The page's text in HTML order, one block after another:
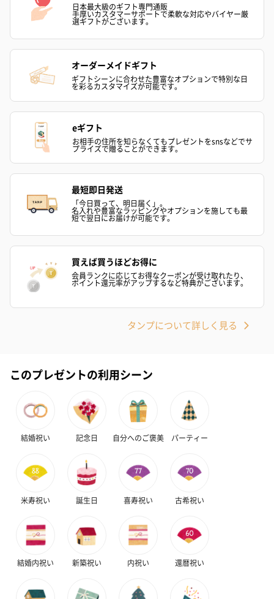
スイーツ
スイーツを同梱してお届けいたします。ギフトへの＋αにおすすめ
です。
ゼリーバウム カット
（レモン＆紅茶）（432
円）
麦わらパンダバウム
3層デザート
ェ〜国産フル
り〜 3号（864
スキンケアグッズ
スキンケアグッズを同梱してお届けします。
ト【ありがとう】
ドクリーム（ピンクグ
（2,145円）
リラックスグッズを同梱してお届けします。
日本最大級のギフト専門通販
手厚いカスタマーサポートで柔軟な対応やバイヤー厳
選ギフトがございます。
オーダーメイドギフト
ギフトシーンに合わせた豊富なオプションで特別な日
を彩るカスタマイズが可能です。
eギフト
お相手の住所を知らなくてもプレゼントをsnsなどでサ
プライズで贈ることができます。
最短即日発送
「今日買って、明日届く」。
名入れや豊富なラッピングやオプションを施しても最
短で翌日にお届けが可能です。
買えば買うほどお得に
会員ランクに応じてお得なクーポンが受け取れたり、
ポイント還元率がアップするなど特典がございます。
タンプについて詳しく見る
このプレゼントの利用シーン
結婚祝い 記念日 自分へのご褒美 パーティー
米寿祝い 誕生日 喜寿祝い 古希祝い
結婚内祝い 新築祝い 内祝い 還暦祝い